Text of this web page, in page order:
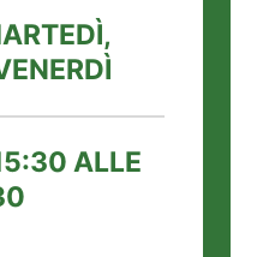
ALLE